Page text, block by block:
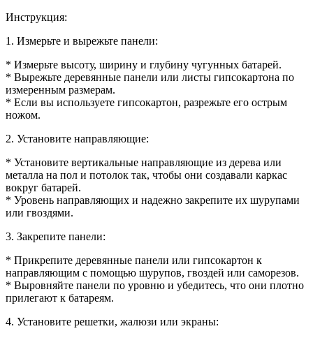
Инструкция:
1. Измерьте и вырежьте панели:
* Измерьте высоту, ширину и глубину чугунных батарей.
* Вырежьте деревянные панели или листы гипсокартона по
измеренным размерам.
* Если вы используете гипсокартон, разрежьте его острым
ножом.
2. Установите направляющие:
* Установите вертикальные направляющие из дерева или
металла на пол и потолок так, чтобы они создавали каркас
вокруг батарей.
* Уровень направляющих и надежно закрепите их шурупами
или гвоздями.
3. Закрепите панели:
* Прикрепите деревянные панели или гипсокартон к
направляющим с помощью шурупов, гвоздей или саморезов.
* Выровняйте панели по уровню и убедитесь, что они плотно
прилегают к батареям.
4. Установите решетки, жалюзи или экраны: